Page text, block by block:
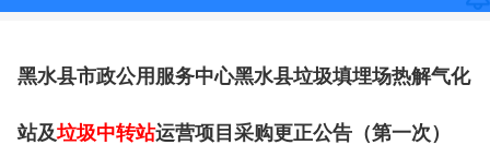
黑水县市政公用服务中心黑水县垃圾填埋场热解气化
站及垃圾中转站运营项目采购更正公告（第一次）